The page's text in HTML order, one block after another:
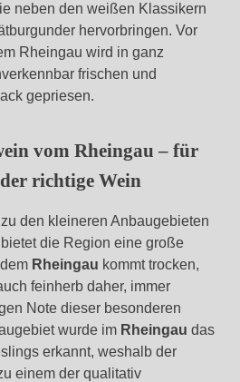
neben den weißen Klassikern
hervorbringen. Vor
Rheingau wird in ganz
frischen und
gepriesen.
vom Rheingau – für
richtige Wein
zu den kleineren Anbaugebieten
die Region eine große
Rheingau kommt trocken,
feinherb daher, immer
Note dieser besonderen
wurde im Rheingau das
erkannt, weshalb der
einem der qualitativ